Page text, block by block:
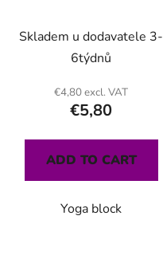
Skladem u dodavatele 3-
6týdnů
€4,80 excl. VAT
€5,80
ADD TO CART
Yoga block